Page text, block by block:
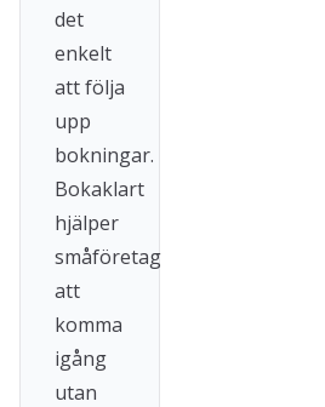
det
enkelt
att följa
upp
bokningar.
Bokaklart
hjälper
småföretag
att
komma
igång
utan